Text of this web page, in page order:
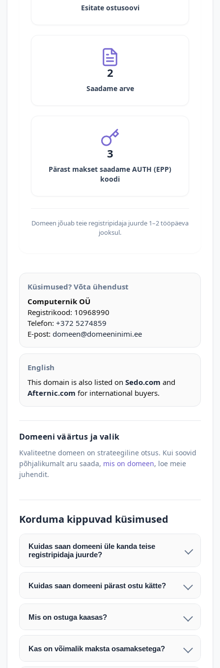
Esitate ostusoovi
2
Saadame arve
3
Pärast makset saadame AUTH (EPP)
koodi
Domeen jõuab teie registripidaja juurde 1–2 tööpäeva
jooksul.
Küsimused? Võta ühendust
Computernik OÜ
Registrikood: 10968990
Telefon: +372 5274859
E-post: domeen@domeeninimi.ee
English
This domain is also listed on Sedo.com and
Afternic.com for international buyers.
Domeeni väärtus ja valik
Kvaliteetne domeen on strateegiline otsus. Kui soovid
põhjalikumalt aru saada, mis on domeen, loe meie
juhendit.
Korduma kippuvad küsimused
Kuidas saan domeeni üle kanda teise
registripidaja juurde?
Pärast makse laekumist edastame teile domeeni
AUTH (EPP) koodi. Selle abil saate domeeni üle
Domeeni ülekandmine toimub registripidajate
tööpäeva. Täpsemad juhised saadetakse teile e-
posti teel pärast tehingu kinnitamist.
Kuidas saan domeeni pärast ostu kätte?
Pärast ostu vormistamist väljastame arve.
Maksekinnituse järel edastame teile domeeni
enda valitud registripidaja juurde.
Mis on ostuga kaasas?
Ostuga kaasas on domeeninime omandiõigus.
Veebimajutust ja e-posti teenuseid tuleb tellida
Kas on võimalik maksta osamaksetega?